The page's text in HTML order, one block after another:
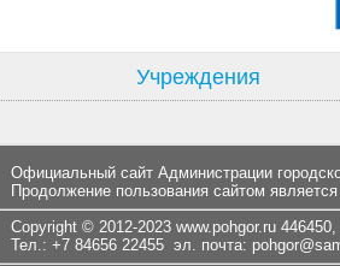
Учреждения
Официальный сайт Администрации
Продолжение пользования сайтом
Copyright © 2012-2023 www.pohgor.ru
Тел.: +7 84656 22455 эл. почта: